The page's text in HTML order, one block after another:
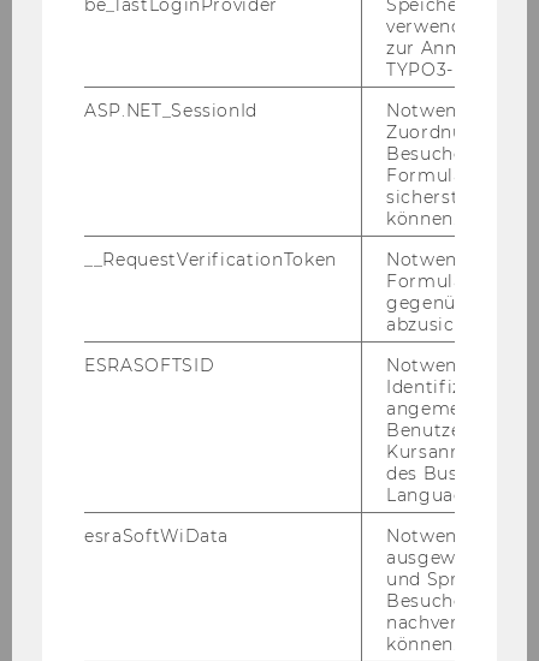
PWC Seminar "Aktuelle Fragen zum
Europäischen Steuerrecht" am 12.12.2005
Wr. Vorlesung und Talenta-Preisverleihung
Symposion zur Gruppenbesteuerung
Neuseelandabend mit Prof. Prebble am 24.
Bilder vom Symposion
Empfang der chinesischer Teilnehmer am
be_lastLoginProvider
Speichert die
verwendete
zur Anmeldung
TYPO3-Backend.
ASP.NET_SessionId
Notwendig, um
Zuordnung von
Besucher zu
sicherstellen zu
können.
__RequestVerificationToken
Notwendig, um
gegenüber
abzusichern.
ESRASOFTSID
Notwendig zur
Identifizierung
angemeldeten
Benutzers im
des Business
Language
esraSoftWiData
Notwendig um
ausgewählte
und
Besuchers
nachverfolgen
können.